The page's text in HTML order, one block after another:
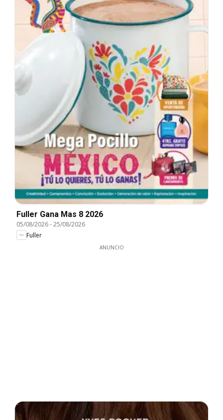
Fuller Gana Mas 8 2026
05/08/2026-25/08/2026
Fuller
ANUNCIO